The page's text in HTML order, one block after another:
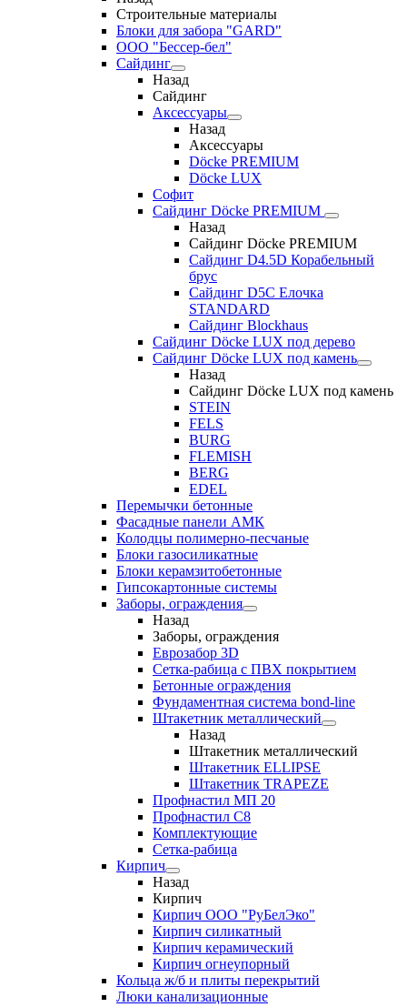
Строительные материалы
Блоки для забора "GARD"
ООО "Бессер-бел"
Сайдинг
Назад
Сайдинг
Аксессуары
Назад
Аксессуары
Döcke PREMIUM
Döcke LUX
Софит
Сайдинг Döcke PREMIUM
Назад
Сайдинг Döcke PREMIUM
Сайдинг D4.5D Корабельный
брус
Сайдинг D5С Елочка
STANDARD
Сайдинг Blockhaus
Сайдинг Döcke LUX под дерево
Сайдинг Döcke LUX под камень
Назад
Сайдинг Döcke LUX под камень
STEIN
FELS
BURG
FLEMISH
BERG
EDEL
Перемычки бетонные
Фасадные панели АМК
Колодцы полимерно-песчаные
Блоки газосиликатные
Блоки керамзитобетонные
Гипсокартонные системы
Заборы, ограждения
Назад
Заборы, ограждения
Еврозабор 3D
Сетка-рабица с ПВХ покрытием
Бетонные ограждения
Фундаментная система bond-line
Штакетник металлический
Назад
Штакетник металлический
Штакетник ELLIPSE
Штакетник TRAPEZE
Профнастил МП 20
Профнастил С8
Комплектующие
Сетка-рабица
Кирпич
Назад
Кирпич
Кирпич ООО "РуБелЭко"
Кирпич силикатный
Кирпич керамический
Кирпич огнеупорный
Кольца ж/б и плиты перекрытий
Люки канализационные